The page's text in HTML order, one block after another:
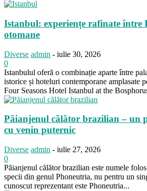
Istanbul: experiențe rafinate între
otomane
Diverse admin - iulie 30, 2026
0
Istanbulul oferă o combinație aparte între
istorice și hoteluri contemporane amplasate
Four Seasons Hotel Istanbul at the
Păianjenul călător brazilian – un
cu venin puternic
Diverse admin - iulie 27, 2026
0
Păianjenul călător brazilian este numele
specii din genul Phoneutria, nu pentru un
cunoscut reprezentant este Phoneutria...